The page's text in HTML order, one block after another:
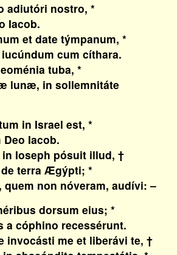
adiutóri nostro, *
Iacob.
et date týmpanum, *
cum cíthara.
tuba, *
in sollemnitáte
in Israel est, *
Iacob.
Ioseph pósuit illud, †
terra Ægýpti; *
non nóveram, audívi: –
dorsum eius; *
cóphino recessérunt.
me et liberávi te, †